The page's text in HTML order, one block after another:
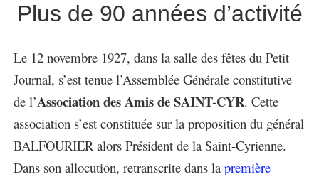
Plus de 90 années d’activité
Le 12 novembre 1927, dans la salle des fêtes du Petit
Journal, s’est tenue l’Assemblée Générale constitutive
de l’Association des Amis de SAINT-CYR. Cette
association s’est constituée sur la proposition du général
BALFOURIER alors Président de la Saint-Cyrienne.
Dans son allocution, retranscrite dans la première